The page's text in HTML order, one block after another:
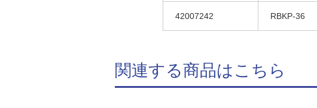
42007242 RBKP-36
関連する商品はこちら